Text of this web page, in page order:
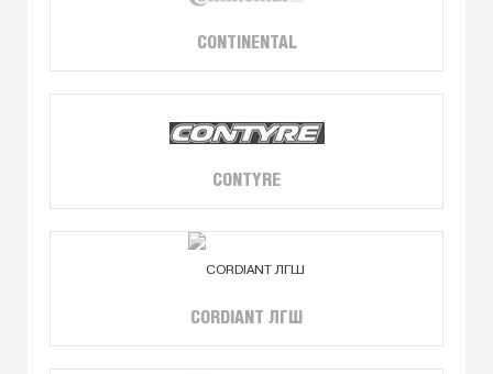
CONTINENTAL
CONTYRE
CORDIANT ЛГШ